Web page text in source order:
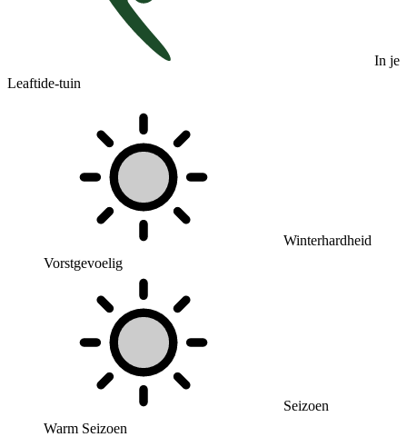
In je
Leaftide-tuin
Winterhardheid
Vorstgevoelig
Seizoen
Warm Seizoen